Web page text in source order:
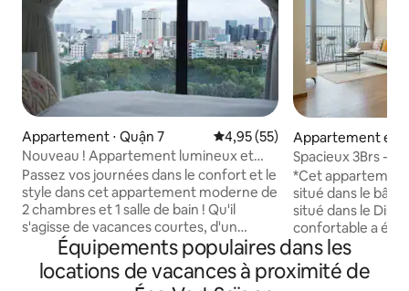
Appartement ⋅ Quận 7 Évaluation moyenne sur la
4,95 (55)
Nouveau ! Appartement lumineux et
aéré de 2 chambres D7HCM près du
quartier des affaires
Passez vos journées dans le confort et le
style dans cet appartement moderne de
2 chambres et 1 salle de bain ! Qu'il
s'agisse de vacances courtes, d'un
voyage d'affaires ou d'une réservation
de longue durée, il dispose de toutes les
commodités nécessaires pour un séjour
Appartement en
⋅ Quận 7
Spacieux 3Brs -
incroyables - D7 -
*Cet
situé dans le
situé dans le
confortable a été
moderne,
convivial. * Wifi
gratuit *
Équipements populaires dans les
locations de vacances à proximité de